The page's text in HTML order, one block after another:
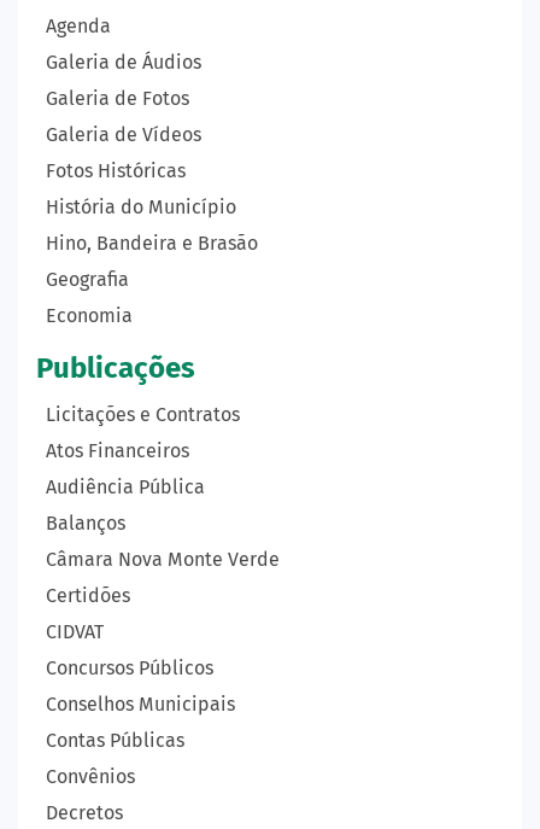
Agenda
Galeria de Áudios
Galeria de Fotos
Galeria de Vídeos
Fotos Históricas
História do Município
Hino, Bandeira e Brasão
Geografia
Economia
Publicações
Licitações e Contratos
Atos Financeiros
Audiência Pública
Balanços
Câmara Nova Monte Verde
Certidões
CIDVAT
Concursos Públicos
Conselhos Municipais
Contas Públicas
Convênios
Decretos